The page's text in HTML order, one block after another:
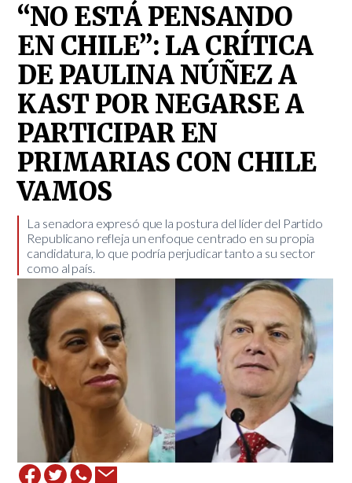
“NO ESTÁ PENSANDO
EN CHILE”: LA CRÍTICA
DE PAULINA NÚÑEZ A
KAST POR NEGARSE A
PARTICIPAR EN
PRIMARIAS CON CHILE
VAMOS
​La senadora expresó que la postura del líder del Partido
Republicano refleja un enfoque centrado en su propia
candidatura, lo que podría perjudicar tanto a su sector
como al país.